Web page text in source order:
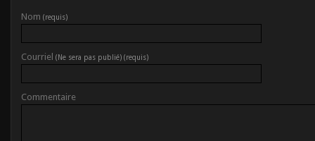
Nom (requis)
Courriel (Ne sera pas publié) (requis)
Commentaire